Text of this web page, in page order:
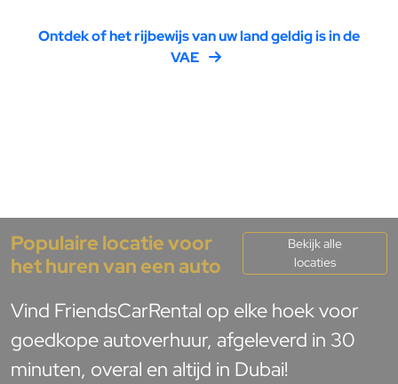
Ontdek of het rijbewijs van uw land geldig is in de
VAE
Populaire locatie voor
het huren van een auto
Bekijk alle
locaties
Vind FriendsCarRental op elke hoek voor
goedkope autoverhuur, afgeleverd in 30
minuten, overal en altijd in Dubai!